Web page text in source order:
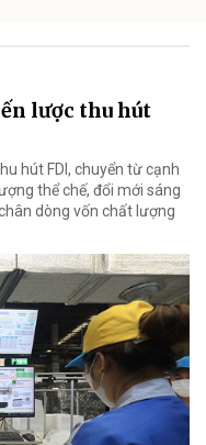
lược thu hút
hút FDI, chuyển từ cạnh
thể chế, đổi mới sáng
dòng vốn chất lượng